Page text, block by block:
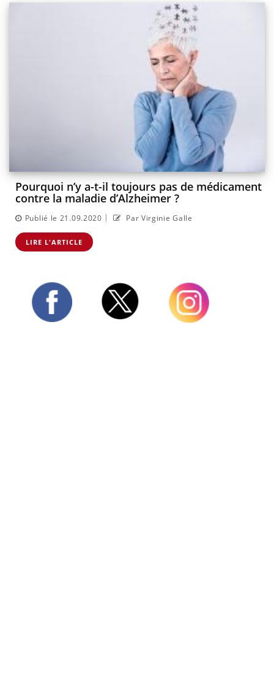
Pourquoi n’y a-t-il toujours pas de médicament
contre la maladie d’Alzheimer ?
Publié le 21.09.2020 | Par Virginie Galle
LIRE L'ARTICLE